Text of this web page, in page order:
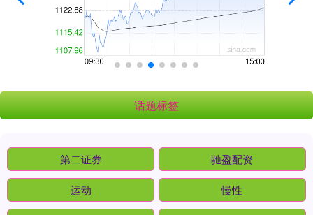
话题标签
第二证券 驰盈配资
运动 慢性